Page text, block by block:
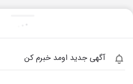
آگهی جدید اومد خبرم کن